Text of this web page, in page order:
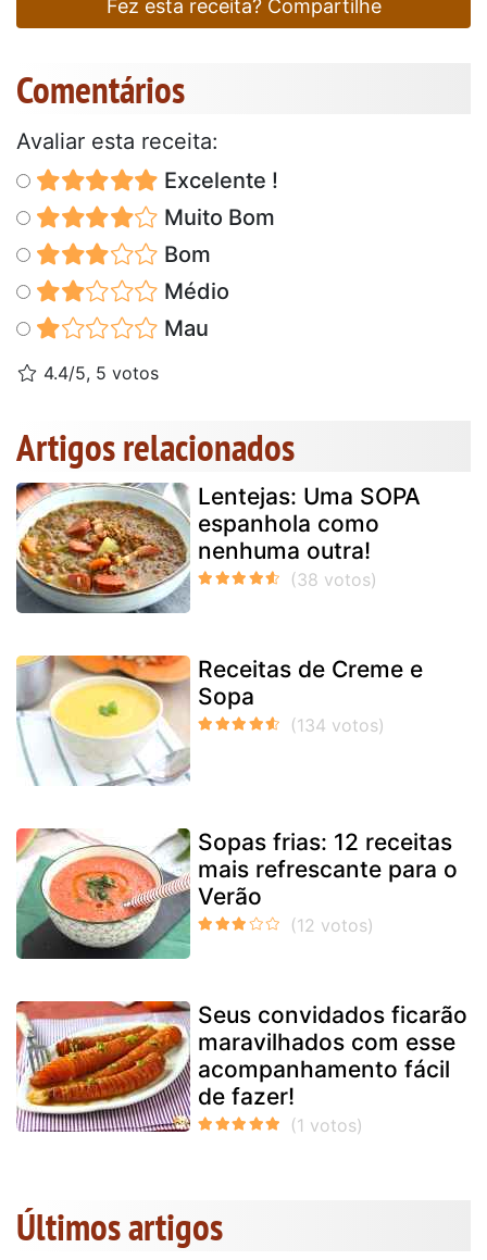
Fez esta receita? Compartilhe
Comentários
Avaliar esta receita:
Excelente !
Muito Bom
Bom
Médio
Mau
4.4/5, 5 votos
Artigos relacionados
Lentejas: Uma SOPA
espanhola como
nenhuma outra!
Receitas de Creme e
Sopa
Sopas frias: 12 receitas
mais refrescante para o
Verão
Seus convidados ficarão
maravilhados com esse
acompanhamento fácil
de fazer!
Últimos artigos